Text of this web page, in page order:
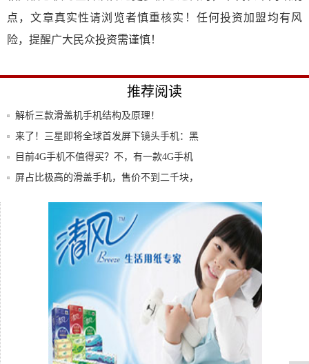
点，文章真实性请浏览者慎重核实！任何投资加盟均有风
险，提醒广大民众投资需谨慎！
推荐阅读
解析三款滑盖机手机结构及原理！
来了！三星即将全球首发屏下镜头手机：黑
科技还
目前4G手机不值得买？不，有一款4G手机
绝对
屏占比极高的滑盖手机，售价不到二千块，
维修狮：手机基带丢失恢复方法，这几点要